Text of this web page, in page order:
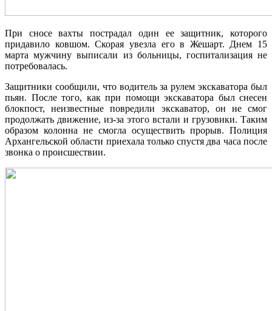
При сносе вахты пострадал один ее защитник, которого
придавило ковшом. Скорая увезла его в Жешарт. Днем 15
марта мужчину выписали из больницы, госпитализация не
потребовалась.
Защитники сообщили, что водитель за рулем экскаватора был
пьян. После того, как при помощи экскаватора был снесен
блокпост, неизвестные повредили экскаватор, он не смог
продолжать движение, из-за этого встали и грузовики. Таким
образом колонна не смогла осуществить прорыв. Полиция
Архангельской области приехала только спустя два часа после
звонка о происшествии.